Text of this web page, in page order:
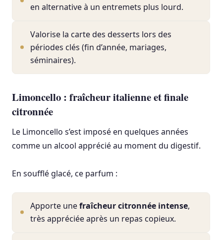
en alternative à un entremets plus lourd.
Valorise la carte des desserts lors des
périodes clés (fin d’année, mariages,
séminaires).
Limoncello : fraîcheur italienne et finale
citronnée
Le Limoncello s’est imposé en quelques années
comme un alcool apprécié au moment du digestif.
En soufflé glacé, ce parfum :
Apporte unefraîcheur citronnée intense,
très appréciée après un repas copieux.